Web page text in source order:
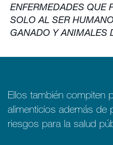
Catálogo 2026 Spain
Noticias y Artículos
ENFERMEDADES QUE
SOLO AL SER
GANADO Y ANIMALES
Ellos también compiten
alimenticios además de
riesgos para la salud